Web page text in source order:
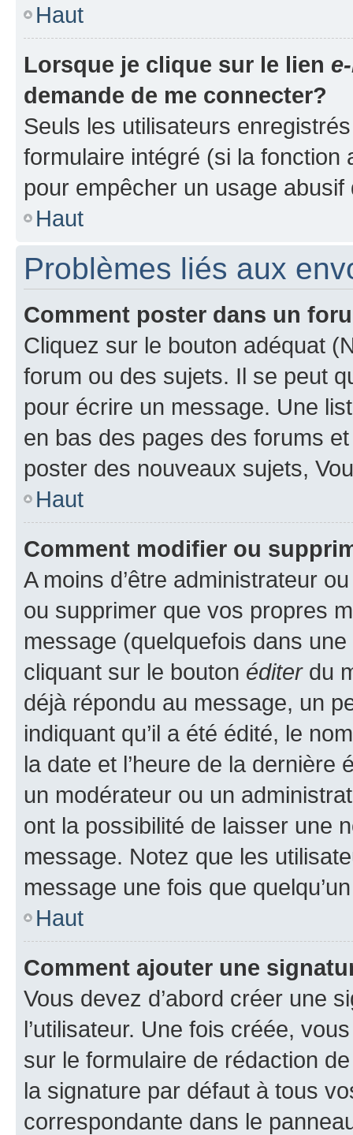
Haut
Lorsque je clique sur le lien
demande de me connecter?
Seuls les utilisateurs
formulaire intégré (si la fonction
pour empêcher un usage
Haut
Problèmes liés aux
Comment poster dans un
Cliquez sur le bouton adéquat
forum ou des sujets. Il se peut
pour écrire un message. Une
en bas des pages des forums
poster des nouveaux sujets,
Haut
Comment modifier ou
A moins d’être administrateur
ou supprimer que vos propres
message (quelquefois dans
cliquant sur le bouton éditerdu
déjà répondu au message, un
indiquant qu’il a été édité, le
la date et l’heure de la dernière
un modérateur ou un
ont la possibilité de laisser une
message. Notez que les
message une fois que
Haut
Comment ajouter une
Vous devez d’abord créer une
l’utilisateur. Une fois créée,
sur le formulaire de rédaction
la signature par défaut à tous
correspondante dans le